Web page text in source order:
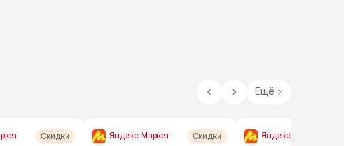
Ещё
Скидки Яндекс Маркет Скидки Яндекс Маркет